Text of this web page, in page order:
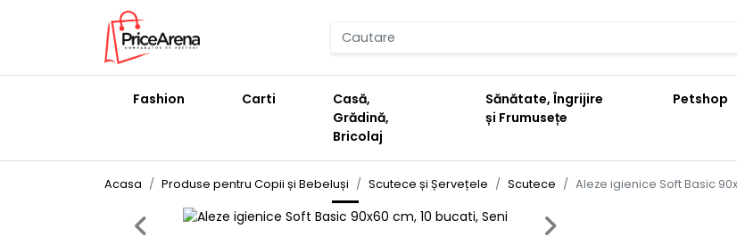
Fashion Carti
Casă,
Grădină,
Bricolaj
Sănătate, Îngrijire
și Frumusețe
Petshop
Acasa Produse pentru Copii și Bebeluși Scutece și Șervețele Scutece Aleze igienice Soft Basic
Previous Next